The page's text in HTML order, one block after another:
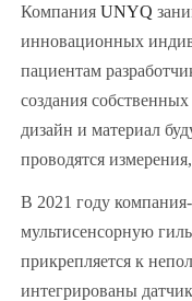
Компания UNYQ
инновационных
пациентам
создания
дизайн и материал
проводятся
В 2021 году
мультисенсорную
прикрепляется к
интегрированы